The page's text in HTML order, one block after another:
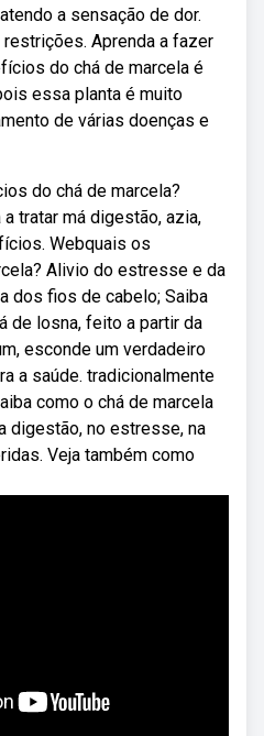
a sensação de dor.
Aprenda a fazer
do chá de marcela é
essa planta é muito
de várias doenças e
do chá de marcela?
tratar má digestão, azia,
Webquais os
Alivio do estresse e da
dos fios de cabelo; Saiba
de losna, feito a partir da
esconde um verdadeiro
a saúde. tradicionalmente
como o chá de marcela
digestão, no estresse, na
Veja também como